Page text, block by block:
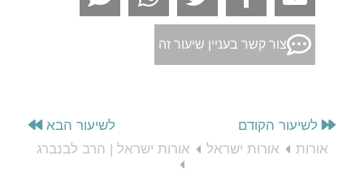
צור קשר בעניין שיעור זה
לשיעור הקודם
לשיעור הבא
אורות
אורות ישראל אורות ישראל | הרב לבנברג